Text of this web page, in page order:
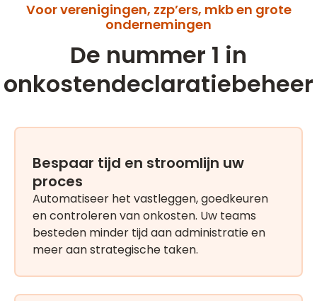
Voor verenigingen, zzp’ers, mkb en grote
ondernemingen
De nummer 1 in
onkostendeclaratiebeheer
Bespaar tijd en stroomlijn uw
proces
Automatiseer het vastleggen, goedkeuren
en controleren van onkosten. Uw teams
besteden minder tijd aan administratie en
meer aan strategische taken.